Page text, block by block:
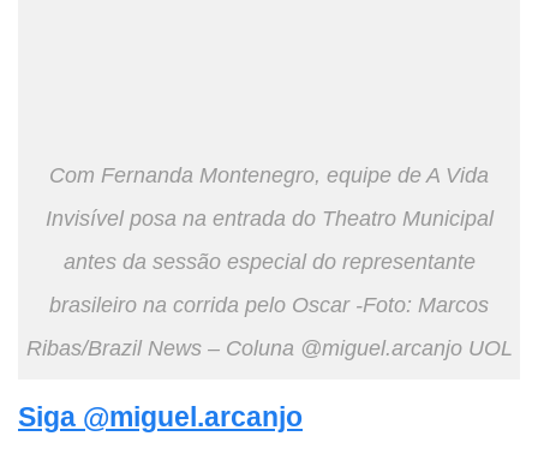
Com Fernanda Montenegro, equipe de A Vida
Invisível posa na entrada do Theatro Municipal
antes da sessão especial do representante
brasileiro na corrida pelo Oscar -Foto: Marcos
Ribas/Brazil News – Coluna @miguel.arcanjo UOL
Siga @miguel.arcanjo